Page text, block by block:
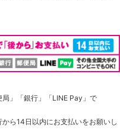
」「銀行」「LINE Pay」で
ら14日以内にお支払いをお願いし